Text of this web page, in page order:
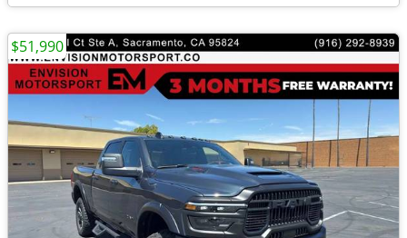
$51,990